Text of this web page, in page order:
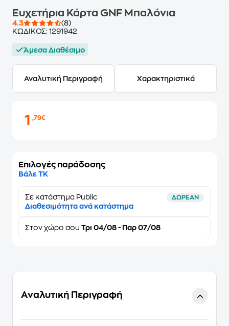
Ευχετήρια Κάρτα GNF Μπαλόνια
4.3
(8)
ΚΩΔΙΚΟΣ: 1291942
Άμεσα Διαθέσιμο
Αναλυτική Περιγραφή Χαρακτηριστικά
1,79€
Επιλογές παράδοσης
Βάλε ΤΚ
Σε κατάστημα Public ΔΩΡΕΑΝ
Διαθεσιμότητα ανά κατάστημα
Στον χώρο σου Τρι 04/08 - Παρ 07/08
Αναλυτική Περιγραφή